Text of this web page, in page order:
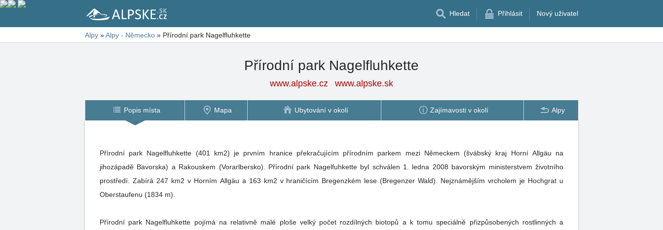
Hledat Přihlásit Nový uživatel
Alpy »Alpy - Německo » Přírodní park Nagelfluhkette
Přírodní park Nagelfluhkette
www.alpske.cz www.alpske.sk
Popis místa Mapa Ubytování v okolí Zajímavosti v okolí Alpy
Přírodní park Nagelfluhkette (401 km2) je prvním hranice překračujícím přírodním parkem mezi Německem (švábský kraj Horní Allgäu na
jihozápadě Bavorska) a Rakouskem (Vorarlbersko). Přírodní park Nagelfuhkette byl schválen 1. ledna 2008 bavorským ministerstvem životního
prostředí. Zabírá 247 km2 v Horním Allgäu a 163 km2 v hraničícím Bregenzkém lese (Bregenzer Wald). Nejznámějším vrcholem je Hochgrat u
Oberstaufenu (1834 m).
Přírodní park Nagelfluhkette pojímá na relativně malé ploše velký počet rozdílných biotopů a k tomu speciálně přizpůsobených rostlinných a